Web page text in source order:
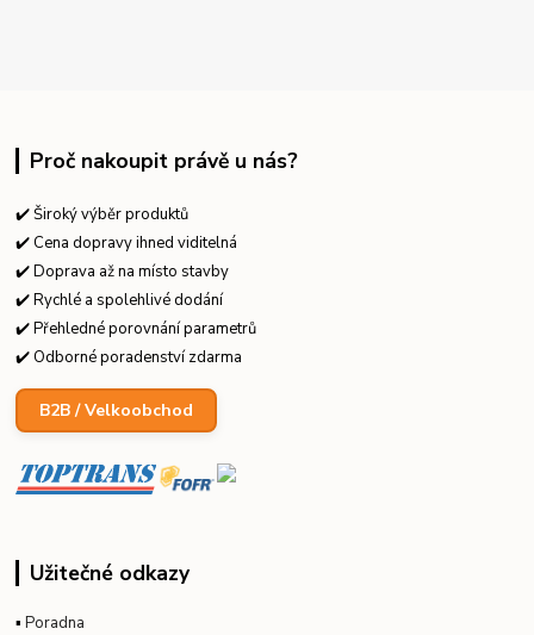
Proč nakoupit právě u nás?
✔️ Široký výběr produktů
✔️ Cena dopravy ihned viditelná
✔️ Doprava až na místo stavby
✔️ Rychlé a spolehlivé dodání
✔️ Přehledné porovnání parametrů
✔️ Odborné poradenství zdarma
B2B / Velkoobchod
Užitečné odkazy
▪Poradna